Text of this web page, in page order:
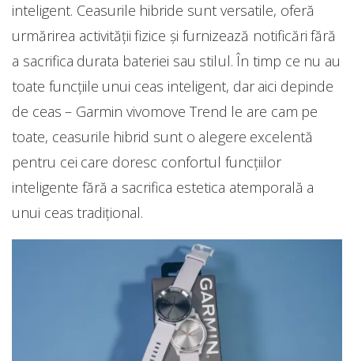
inteligent. Ceasurile hibride sunt versatile, oferă
urmărirea activității fizice și furnizează notificări fără
a sacrifica durata bateriei sau stilul. În timp ce nu au
toate funcțiile unui ceas inteligent, dar aici depinde
de ceas – Garmin vivomove Trend le are cam pe
toate, ceasurile hibrid sunt o alegere excelentă
pentru cei care doresc confortul funcțiilor
inteligente fără a sacrifica estetica atemporală a
unui ceas tradițional.